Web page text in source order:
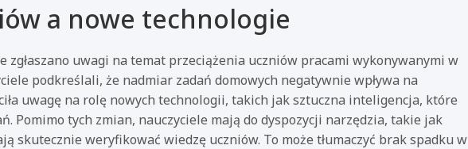
a nowe technologie
uwagi na temat przeciążenia uczniów pracami wykonywanymi w
podkreślali, że nadmiar zadań domowych negatywnie wpływa na
uwagę na rolę nowych technologii, takich jak sztuczna inteligencja, które
Pomimo tych zmian, nauczyciele mają do dyspozycji narzędzia, takie jak
skutecznie weryfikować wiedzę uczniów. To może tłumaczyć brak spadku w